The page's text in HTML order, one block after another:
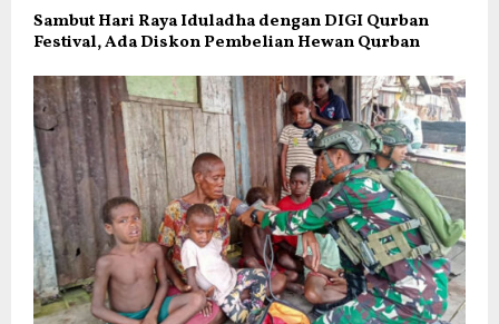
Sambut Hari Raya Iduladha dengan DIGI Qurban
Festival, Ada Diskon Pembelian Hewan Qurban